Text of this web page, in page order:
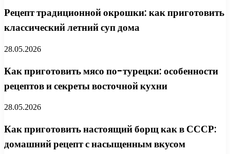
Рецепт традиционной окрошки: как приготовить
классический летний суп дома
28.05.2026
Как приготовить мясо по-турецки: особенности
рецептов и секреты восточной кухни
28.05.2026
Как приготовить настоящий борщ как в СССР:
домашний рецепт с насыщенным вкусом